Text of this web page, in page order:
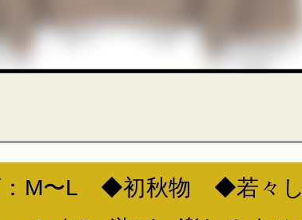
M〜L ◆初秋物 ◆若々し